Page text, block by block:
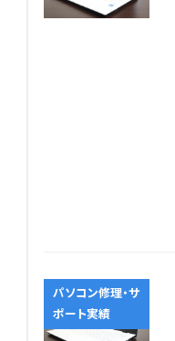
パソコン修理・サ
ポート実績